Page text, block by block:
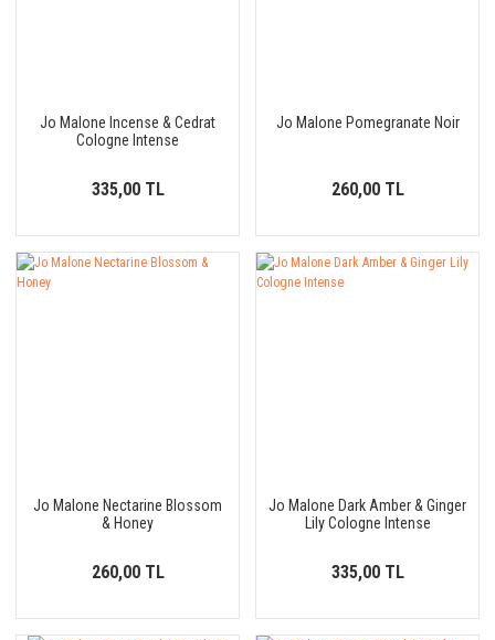
Jo Malone Incense & Cedrat
Cologne Intense
335,00 TL
Jo Malone Pomegranate Noir
260,00 TL
Jo Malone Nectarine Blossom
& Honey
260,00 TL
Jo Malone Dark Amber & Ginger
Lily Cologne Intense
335,00 TL